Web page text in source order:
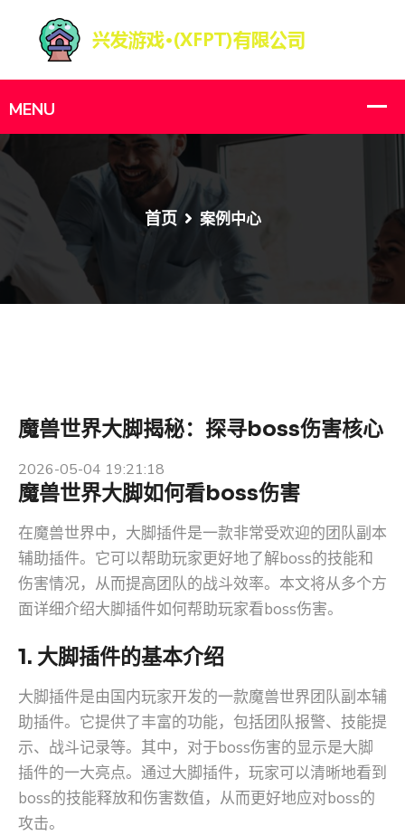
首页 案例中心
魔兽世界大脚揭秘：探寻boss伤害核心
2026-05-04 19:21:18
魔兽世界大脚如何看boss伤害
在魔兽世界中，大脚插件是一款非常受欢迎的团队副本
辅助插件。它可以帮助玩家更好地了解boss的技能和
伤害情况，从而提高团队的战斗效率。本文将从多个方
面详细介绍大脚插件如何帮助玩家看boss伤害。
1. 大脚插件的基本介绍
大脚插件是由国内玩家开发的一款魔兽世界团队副本辅
助插件。它提供了丰富的功能，包括团队报警、技能提
示、战斗记录等。其中，对于boss伤害的显示是大脚
插件的一大亮点。通过大脚插件，玩家可以清晰地看到
boss的技能释放和伤害数值，从而更好地应对boss的
攻击。